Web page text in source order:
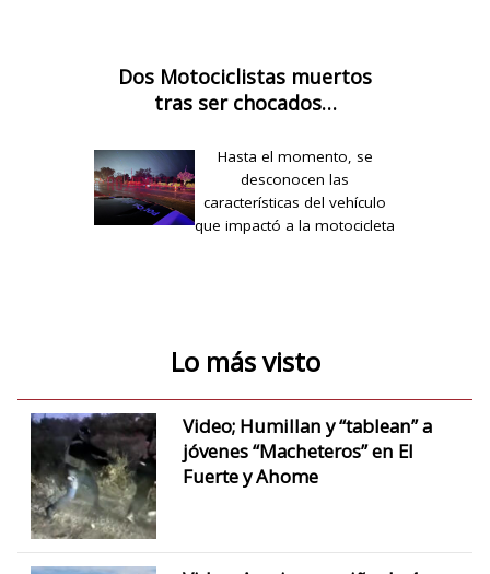
Dos Motociclistas muertos
tras ser chocados…
Hasta el momento, se
desconocen las
características del vehículo
que impactó a la motocicleta
Lo más visto
Video; Humillan y “tablean” a
jóvenes “Macheteros” en El
Fuerte y Ahome